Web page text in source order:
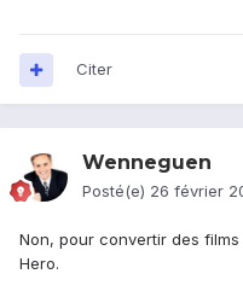
Citer
Wenneguen
Posté(e) 26 février
Non, pour convertir des
Hero.